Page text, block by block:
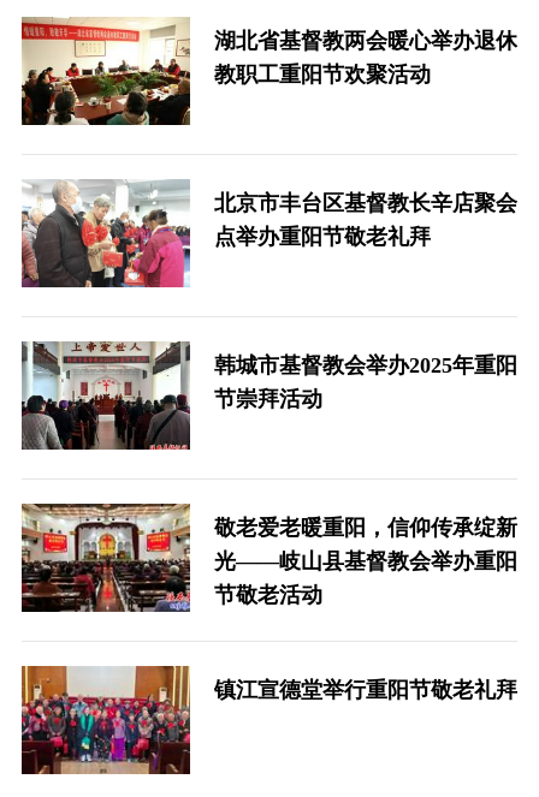
湖北省基督教两会暖心举办退休
教职工重阳节欢聚活动
北京市丰台区基督教长辛店聚会
点举办重阳节敬老礼拜
韩城市基督教会举办2025年重阳
节崇拜活动
敬老爱老暖重阳，信仰传承绽新
光——岐山县基督教会举办重阳
节敬老活动
镇江宣德堂举行重阳节敬老礼拜